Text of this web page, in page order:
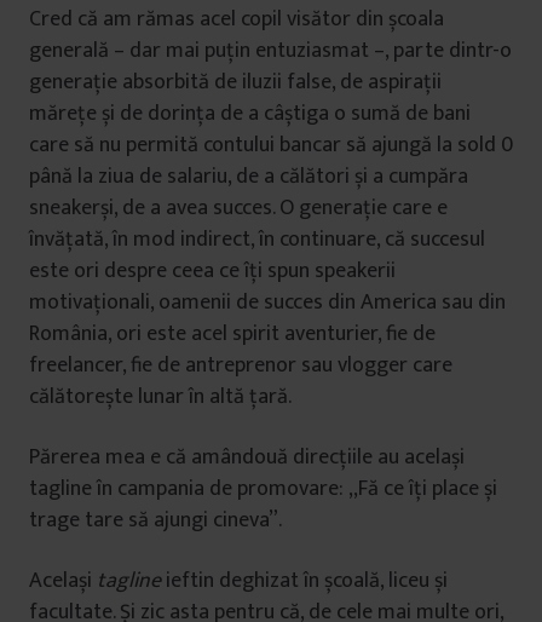
Cred că am rămas acel copil visător din școala
generală – dar mai puțin entuziasmat –, parte dintr-o
generație absorbită de iluzii false, de aspirații
mărețe și de dorința de a câștiga o sumă de bani
care să nu permită contului bancar să ajungă la sold 0
până la ziua de salariu, de a călători și a cumpăra
sneakerși, de a avea succes. O generație care e
învățată, în mod indirect, în continuare, că succesul
este ori despre ceea ce îți spun speakerii
motivaționali, oamenii de succes din America sau din
România, ori este acel spirit aventurier, fie de
freelancer, fie de antreprenor sau vlogger care
călătorește lunar în altă țară.
Părerea mea e că amândouă direcțiile au același
tagline în campania de promovare: ,,Fă ce îți place și
trage tare să ajungi cineva”.
Același taglineieftin deghizat în școală, liceu și
facultate. Și zic asta pentru că, de cele mai multe ori,